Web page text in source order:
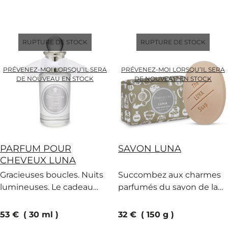
RUPTURE DE STOCK
PRÉVENEZ-MOI LORSQU’IL SERA
DE NOUVEAU EN STOCK
PARFUM POUR
CHEVEUX LUNA
Gracieuses boucles. Nuits
lumineuses. Le cadeau
chevelure, aux notes
current price
53 € 30 ml
RUPTURE DE STOCK
PRÉVENEZ-MOI LORSQU’IL SERA
DE NOUVEAU EN STOCK
SAVON LUNA
Succombez aux charmes
parfumés du savon de la
envoûtant et doux
current price
32 € 150 g